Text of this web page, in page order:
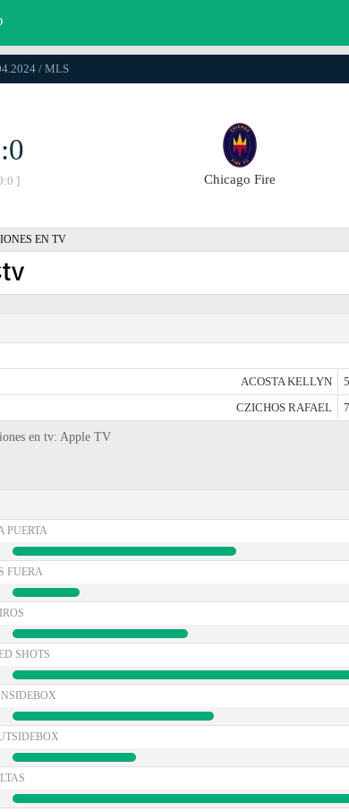
/ MLS
] Chicago Fire
EN TV
ACOSTA KELLYN
CZICHOS RAFAEL
en tv: Apple TV
PUERTA
FUERA
SHOTS